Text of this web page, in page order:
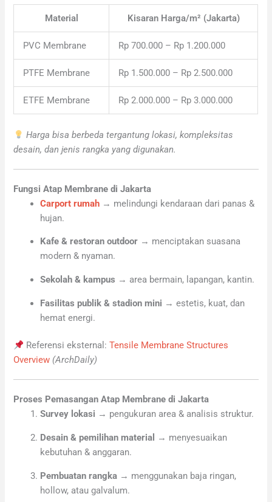
Material Kisaran Harga/m² (Jakarta)
PVC Membrane Rp 700.000 – Rp 1.200.000
PTFE Membrane Rp 1.500.000 – Rp 2.500.000
ETFE Membrane Rp 2.000.000 – Rp 3.000.000
Harga bisa berbeda tergantung lokasi, kompleksitas
desain, dan jenis rangka yang digunakan.
Fungsi Atap Membrane di Jakarta
Carport rumah → melindungi kendaraan dari panas &
hujan.
Kafe & restoran outdoor → menciptakan suasana
modern & nyaman.
Sekolah & kampus → area bermain, lapangan, kantin.
Fasilitas publik & stadion mini → estetis, kuat, dan
hemat energi.
Referensi eksternal:Tensile Membrane Structures
Overview (ArchDaily)
Proses Pemasangan Atap Membrane di Jakarta
Survey lokasi → pengukuran area & analisis struktur.
Desain & pemilihan material
→ menyesuaikan
kebutuhan & anggaran.
Pembuatan rangka → menggunakan baja ringan,
hollow, atau galvalum.